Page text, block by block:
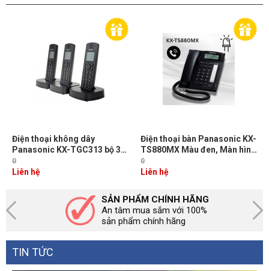
Điện thoại không dây
Panasonic KX-TGC313 bộ 3
tay con, Led hiển thị số gọi
đến, 6 số gọi nhanh, loa
0
Liên hệ
Điện thoại bàn Panasonic KX-
TS880MX Màu đen, Màn hình
LCD, Quay số nhanh
0
Liên hệ
SẢN PHẨM CHÍNH HÃNG
An tâm mua sắm với 100%
sản phẩm chính hãng
TIN TỨC